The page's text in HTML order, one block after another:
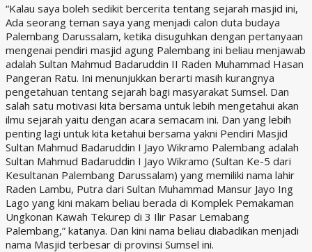
“Kalau saya boleh sedikit bercerita tentang sejarah masjid ini,
Ada seorang teman saya yang menjadi calon duta budaya
Palembang Darussalam, ketika disuguhkan dengan pertanyaan
mengenai pendiri masjid agung Palembang ini beliau menjawab
adalah Sultan Mahmud Badaruddin II Raden Muhammad Hasan
Pangeran Ratu. Ini menunjukkan berarti masih kurangnya
pengetahuan tentang sejarah bagi masyarakat Sumsel. Dan
salah satu motivasi kita bersama untuk lebih mengetahui akan
ilmu sejarah yaitu dengan acara semacam ini. Dan yang lebih
penting lagi untuk kita ketahui bersama yakni Pendiri Masjid
Sultan Mahmud Badaruddin I Jayo Wikramo Palembang adalah
Sultan Mahmud Badaruddin I Jayo Wikramo (Sultan Ke-5 dari
Kesultanan Palembang Darussalam) yang memiliki nama lahir
Raden Lambu, Putra dari Sultan Muhammad Mansur Jayo Ing
Lago yang kini makam beliau berada di Komplek Pemakaman
Ungkonan Kawah Tekurep di 3 Ilir Pasar Lemabang
Palembang,” katanya. Dan kini nama beliau diabadikan menjadi
nama Masjid terbesar di provinsi Sumsel ini.